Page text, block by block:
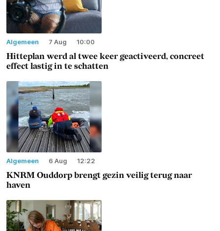
Algemeen 7 Aug 10:00
Hitteplan werd al twee keer geactiveerd, concreet
effect lastig in te schatten
Algemeen 6 Aug 12:22
KNRM Ouddorp brengt gezin veilig terug naar
haven